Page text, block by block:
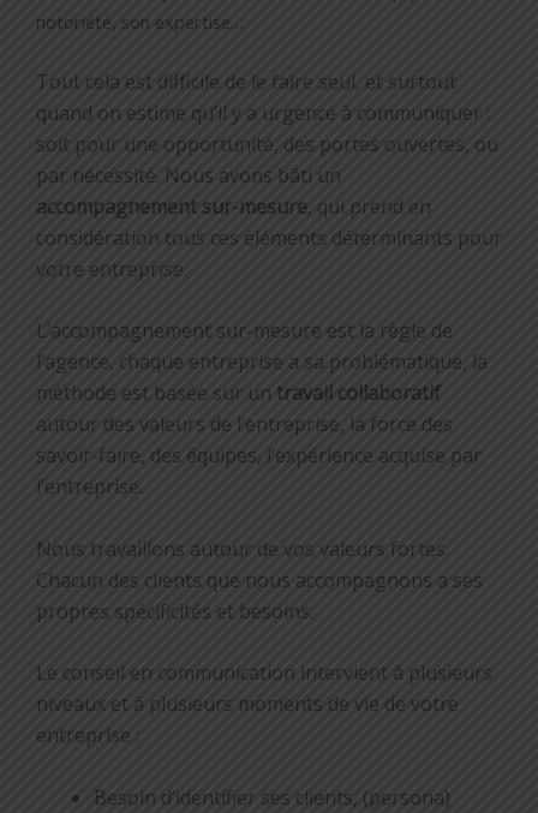
notoriété, son expertise…
Tout cela est difficile de le faire seul, et surtout
quand on estime qu’il y a urgence à communiquer :
soit pour une opportunité, des portes ouvertes, ou
par nécessité. Nous avons bâti un
accompagnement sur-mesure, qui prend en
considération tous ces éléments déterminants pour
votre entreprise.
L’accompagnement sur-mesure est la règle de
l’agence, chaque entreprise a sa problématique, la
méthode est basée sur un travail collaboratif
autour des valeurs de l’entreprise, la force des
savoir-faire, des équipes, l’expérience acquise par
l’entreprise.
Nous travaillons autour de vos valeurs fortes.
Chacun des clients que nous accompagnons a ses
propres spécificités et besoins.
Le conseil en communication intervient à plusieurs
niveaux et à plusieurs moments de vie de votre
entreprise :
Besoin d’identifier ses clients, (persona)